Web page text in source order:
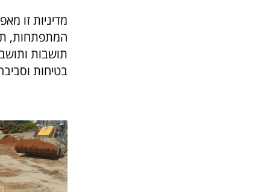
מדיניות זו
המתפתחות,
תושבות
בטיחות